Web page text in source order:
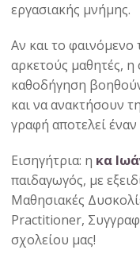
εργασιακής μνήμης.
Αν και το
αρκετούς μαθητές,
καθοδήγηση
και να ανακτήσουν
γραφή αποτελεί
Εισηγήτρια: η κα
παιδαγωγός, με
Μαθησιακές
Practitioner,
σχολείου μας!